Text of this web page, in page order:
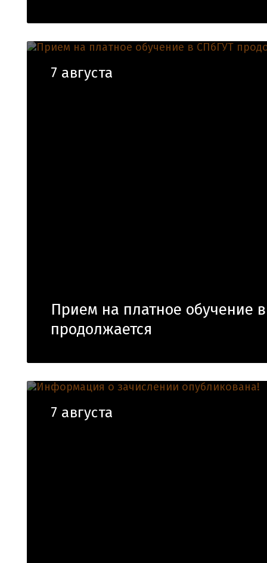
7 августа
Прием на платное обучение
продолжается
7 августа